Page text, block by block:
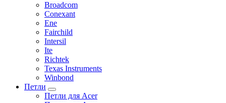
Broadcom
Conexant
Ene
Fairchild
Intersil
Ite
Richtek
Texas Instruments
Winbond
Петли
Петли для Acer